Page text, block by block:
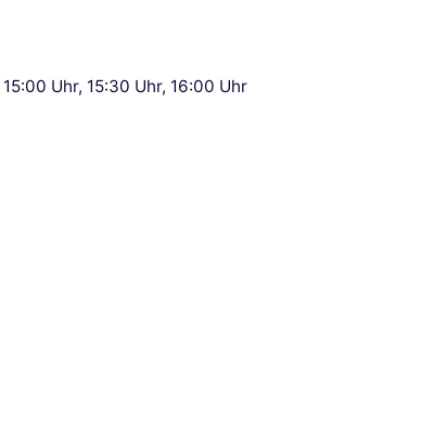
Uhr, 15:30 Uhr, 16:00 Uhr